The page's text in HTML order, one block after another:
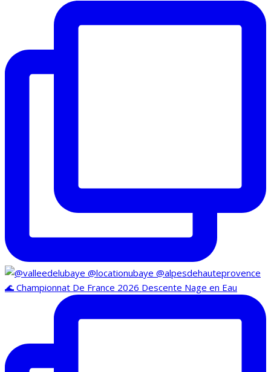
🌊 Championnat De France 2026 Descente Nage en Eau